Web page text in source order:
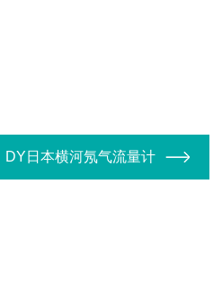
DY日本横河氖气流量计